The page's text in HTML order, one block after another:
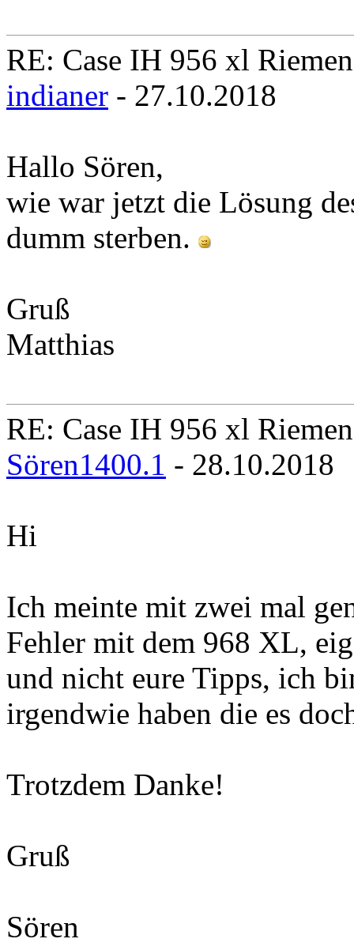
RE: Case IH 956 xl
indianer - 27.10.2018
Hallo Sören,
wie war jetzt die Lösung
dumm sterben.
Gruß
Matthias
RE: Case IH 956 xl
Sören1400.1 - 28.10.2018
Hi
Ich meinte mit zwei mal
Fehler mit dem 968 XL,
und nicht eure Tipps, ich
irgendwie haben die es
Trotzdem Danke!
Gruß
Sören